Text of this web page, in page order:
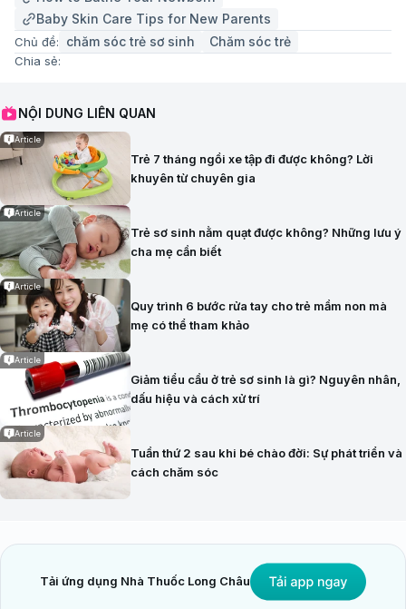
Baby Skin Care Tips for New Parents
Chủ đề: chăm sóc trẻ sơ sinh Chăm sóc trẻ
Chia sẻ:
NỘI DUNG LIÊN QUAN
Article
Trẻ 7 tháng ngồi xe tập đi được không? Lời
khuyên từ chuyên gia
Article
Trẻ sơ sinh nằm quạt được không? Những lưu ý
cha mẹ cần biết
Article
Quy trình 6 bước rửa tay cho trẻ mầm non mà
mẹ có thể tham khảo
Article
Giảm tiểu cầu ở trẻ sơ sinh là gì? Nguyên nhân,
dấu hiệu và cách xử trí
Article
Tuần thứ 2 sau khi bé chào đời: Sự phát triển và
cách chăm sóc
Tải ứng dụng Nhà Thuốc Long Châu